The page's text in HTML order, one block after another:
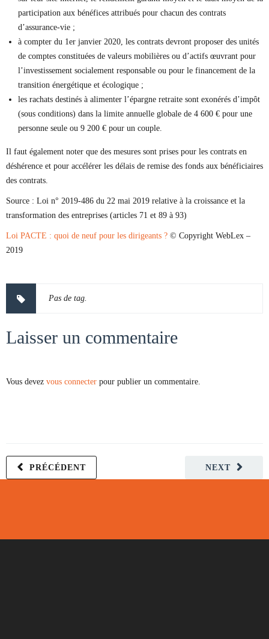
participation aux bénéfices attribués pour chacun des contrats
d’assurance-vie ;
à compter du 1er janvier 2020, les contrats devront proposer des unités
de comptes constituées de valeurs mobilières ou d’actifs œuvrant pour
l’investissement socialement responsable ou pour le financement de la
transition énergétique et écologique ;
les rachats destinés à alimenter l’épargne retraite sont exonérés d’impôt
(sous conditions) dans la limite annuelle globale de 4 600 € pour une
personne seule ou 9 200 € pour un couple.
Il faut également noter que des mesures sont prises pour les contrats en
déshérence et pour accélérer les délais de remise des fonds aux bénéficiaires
des contrats.
Source : Loi n° 2019-486 du 22 mai 2019 relative à la croissance et la
transformation des entreprises (articles 71 et 89 à 93)
Loi PACTE : quoi de neuf pour les dirigeants ? © Copyright WebLex –
2019
Pas de tag.
Laisser un commentaire
Vous devez vous connecter pour publier un commentaire.
NEXT
PRÉCÉDENT